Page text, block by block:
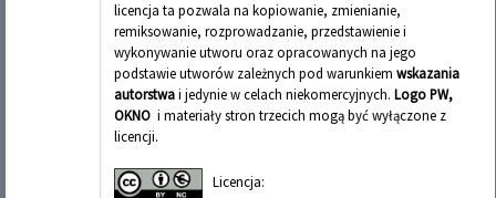
licencja ta pozwala na kopiowanie, zmienianie,
remiksowanie, rozprowadzanie, przedstawienie i
wykonywanie utworu oraz opracowanych na jego
podstawie utworów zależnych pod warunkiem wskazania
autorstwai jedynie w celach niekomercyjnych. Logo PW,
OKNO i materiały stron trzecich mogą być wyłączone z
licencji.
Licencja: